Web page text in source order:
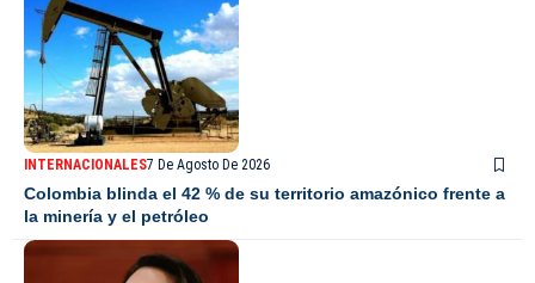
INTERNACIONALES7 De Agosto De 2026
Colombia blinda el 42 % de su territorio amazónico frente a
la minería y el petróleo